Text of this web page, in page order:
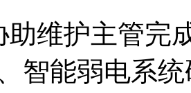
助维护主管完
智能弱电系